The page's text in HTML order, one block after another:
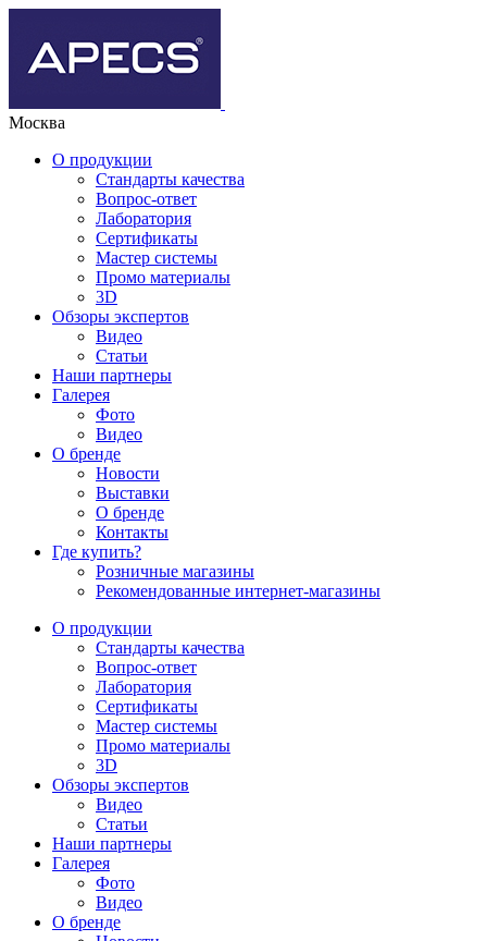
Москва
О продукции
Стандарты качества
Вопрос-ответ
Лаборатория
Сертификаты
Мастер системы
Промо материалы
3D
Обзоры экспертов
Видео
Статьи
Наши партнеры
Галерея
Фото
Видео
О бренде
Новости
Выставки
О бренде
Контакты
Где купить?
Розничные магазины
Рекомендованные интернет-магазины
О продукции
Стандарты качества
Вопрос-ответ
Лаборатория
Сертификаты
Мастер системы
Промо материалы
3D
Обзоры экспертов
Видео
Статьи
Наши партнеры
Галерея
Фото
Видео
О бренде